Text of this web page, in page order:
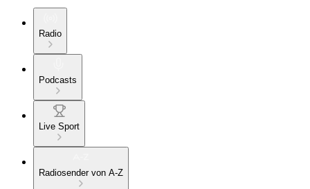
Radio
Podcasts
Live Sport
Radiosender von A-Z